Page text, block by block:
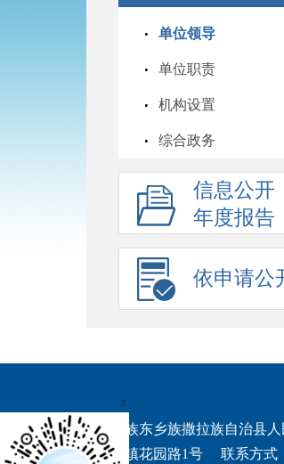
单位领导
单位职责
机构设置
综合政务
信息公开
年度报告
依申请公
所有：积石山保安族东乡族撒拉族自治县
：积石山县吹麻滩镇花园路1号
联系方式
x